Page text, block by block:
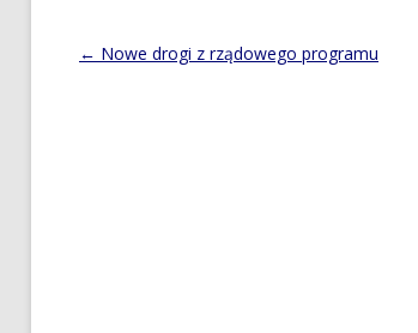
Post
← Nowe drogi z rządowego programu